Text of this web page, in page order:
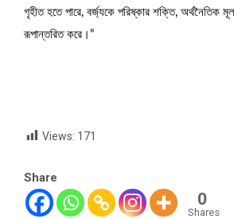
গৃহীত হতে পারে, বর্জ্যকে পরিষ্কার শক্তি, অর্থনৈতিক
রূপান্তরিত করে।”
Views: 171
Share
0
Shares